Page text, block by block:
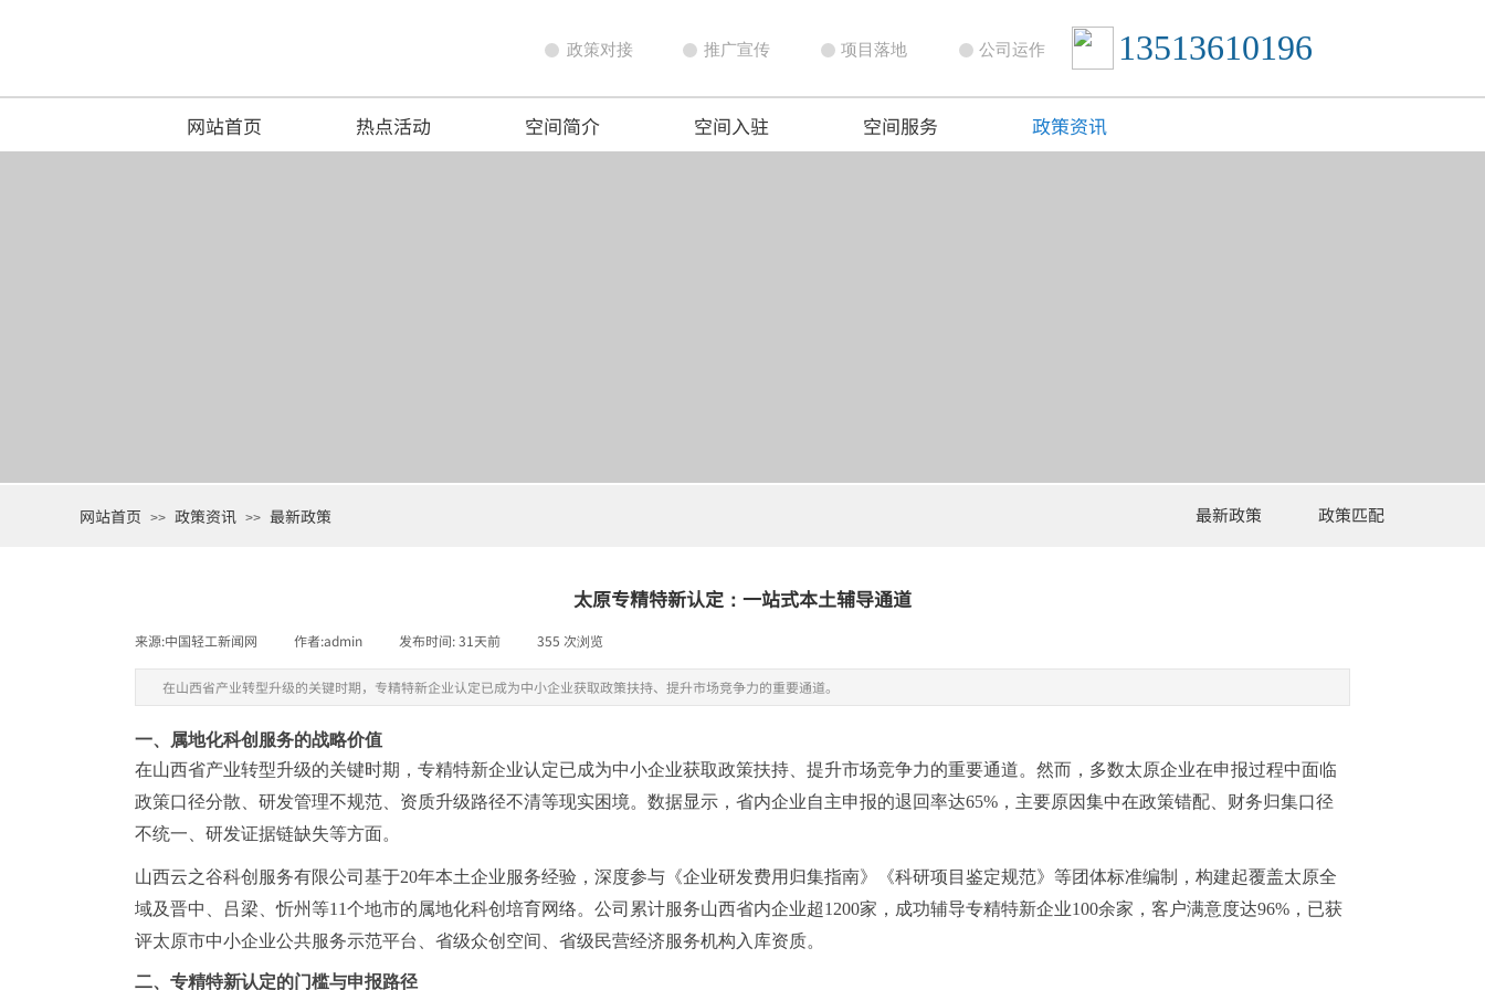
13513610196
推广宣传
政策对接 公司运作
项目落地
网站首页 热点活动 空间简介 空间入驻 空间服务 政策资讯
网站首页 >> 政策资讯 >> 最新政策 最新政策 政策匹配
太原专精特新认定：一站式本土辅导通道
来源:中国轻工新闻网 作者:admin 发布时间:31天前 355 次浏览
在山西省产业转型升级的关键时期，专精特新企业认定已成为中小企业获取政策扶持、提升市场竞争力的重要通道。
一、属地化科创服务的战略价值
在山西省产业转型升级的关键时期，专精特新企业认定已成为中小企业获取政策扶持、提升市场竞争力的重要通道。然而，多数太原企业在申报过程中面临
政策口径分散、研发管理不规范、资质升级路径不清等现实困境。数据显示，省内企业自主申报的退回率达65%，主要原因集中在政策错配、财务归集口径
不统一、研发证据链缺失等方面。
山西云之谷科创服务有限公司基于20年本土企业服务经验，深度参与《企业研发费用归集指南》《科研项目鉴定规范》等团体标准编制，构建起覆盖太原全
域及晋中、吕梁、忻州等11个地市的属地化科创培育网络。公司累计服务山西省内企业超1200家，成功辅导专精特新企业100余家，客户满意度达96%，已获
评太原市中小企业公共服务示范平台、省级众创空间、省级民营经济服务机构入库资质。
二、专精特新认定的门槛与申报路径